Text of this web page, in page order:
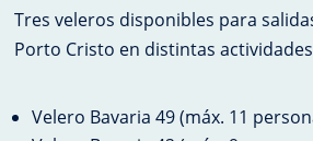
Tres veleros disponibles para
Porto Cristo en distintas
Velero Bavaria 49 (máx. 11